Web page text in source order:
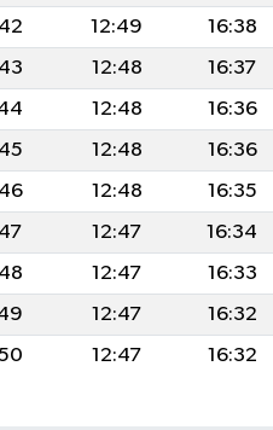
12:49 16:38
12:48 16:37
12:48 16:36
12:48 16:36
12:48 16:35
12:47 16:34
12:47 16:33
12:47 16:32
12:47 16:32